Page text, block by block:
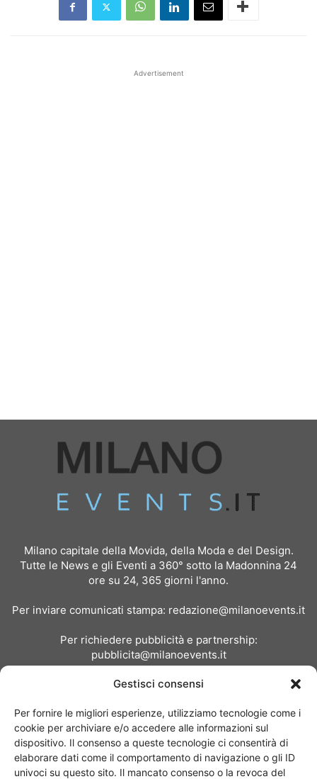
Gestisci consensi
Per fornire le migliori esperienze, utilizziamo tecnologie come i
cookie per archiviare e/o accedere alle informazioni sul
dispositivo. Il consenso a queste tecnologie ci consentirà di
elaborare dati come il comportamento di navigazione o gli ID
univoci su questo sito. Il mancato consenso o la revoca del
Advertisement
Milano capitale della Movida, della Moda e del Design.
Tutte le News e gli Eventi a 360° sotto la Madonnina 24
ore su 24, 365 giorni l'anno.
Per inviare comunicati stampa: redazione@milanoevents.it
Per richiedere pubblicità e partnership:
pubblicita@milanoevents.it